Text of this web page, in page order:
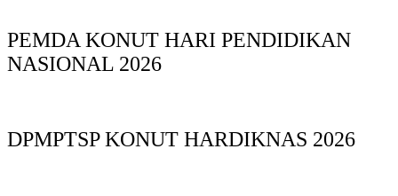
PEMDA KONUT HARI PENDIDIKAN
NASIONAL 2026
DPMPTSP KONUT HARDIKNAS 2026